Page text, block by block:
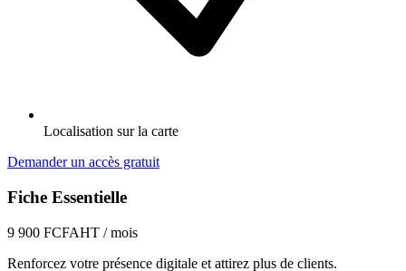
Localisation sur la carte
Demander un accès gratuit
Fiche Essentielle
9 900 FCFAHT / mois
Renforcez votre présence digitale et attirez plus de clients.